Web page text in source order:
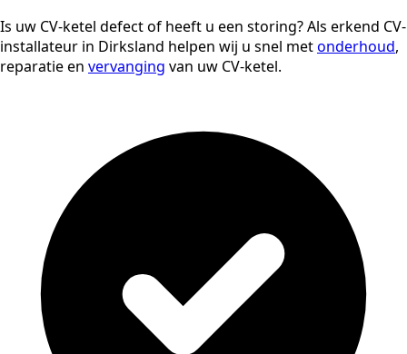
Is uw CV-ketel defect of heeft u een storing? Als erkend CV-
installateur in Dirksland helpen wij u snel metonderhoud,
reparatie en vervanging van uw CV-ketel.